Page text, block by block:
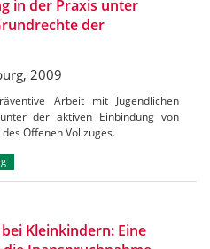
in der Praxis unter
der
2009
Arbeit mit Jugendlichen
der aktiven Einbindung von
Offenen Vollzuges.
Kleinkindern: Eine